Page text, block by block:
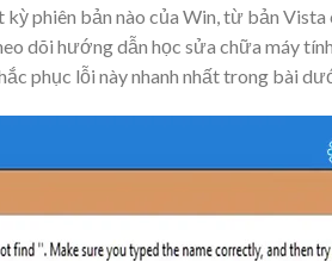
phiên bản nào của Win, từ bản
dõi hướng dẫn học sửa chữa máy
phục lỗi này nhanh nhất trong bài